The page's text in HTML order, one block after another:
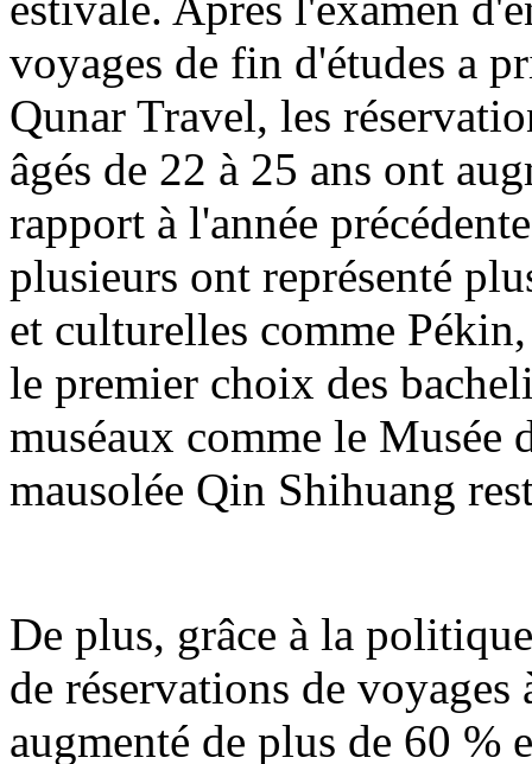
voyages de fin d'études a
Qunar Travel, les
âgés de 22 à 25 ans ont
rapport à l'année
plusieurs ont représenté
et culturelles comme
le premier choix des
muséaux comme le Musée
mausolée Qin Shihuang
De plus, grâce à la
de réservations de
augmenté de plus de 60 %